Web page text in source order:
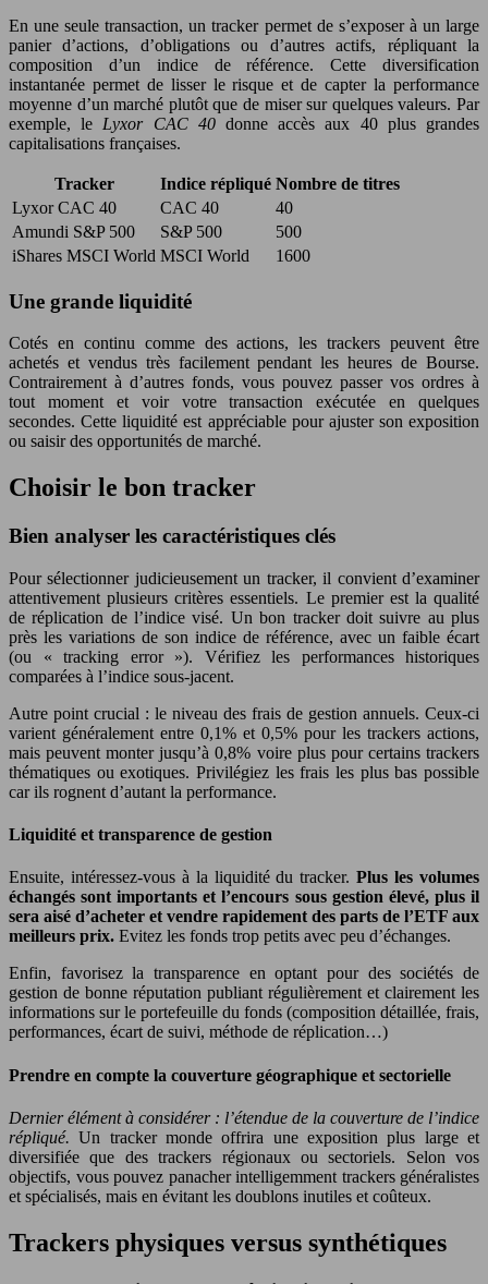
En une seule transaction, un tracker permet de s’exposer à un large
panier d’actions, d’obligations ou d’autres actifs, répliquant la
composition d’un indice de référence. Cette diversification
instantanée permet de lisser le risque et de capter la performance
moyenne d’un marché plutôt que de miser sur quelques valeurs. Par
exemple, le Lyxor CAC 40donne accès aux 40 plus grandes
capitalisations françaises.
Tracker Indice répliqué Nombre de titres
Lyxor CAC 40
CAC 40
40
Amundi S&P 500
S&P 500
500
iShares MSCI World MSCI World 1600
Une grande liquidité
Cotés en continu comme des actions, les trackers peuvent être
achetés et vendus très facilement pendant les heures de Bourse.
Contrairement à d’autres fonds, vous pouvez passer vos ordres à
tout moment et voir votre transaction exécutée en quelques
secondes. Cette liquidité est appréciable pour ajuster son exposition
ou saisir des opportunités de marché.
Choisir le bon tracker
Bien analyser les caractéristiques clés
Pour sélectionner judicieusement un tracker, il convient d’examiner
attentivement plusieurs critères essentiels. Le premier est la qualité
de réplication de l’indice visé. Un bon tracker doit suivre au plus
près les variations de son indice de référence, avec un faible écart
(ou « tracking error »). Vérifiez les performances historiques
comparées à l’indice sous-jacent.
Autre point crucial : le niveau des frais de gestion annuels. Ceux-ci
varient généralement entre 0,1% et 0,5% pour les trackers actions,
mais peuvent monter jusqu’à 0,8% voire plus pour certains trackers
thématiques ou exotiques. Privilégiez les frais les plus bas possible
car ils rognent d’autant la performance.
Liquidité et transparence de gestion
Ensuite, intéressez-vous à la liquidité du tracker.Plus les volumes
échangés sont importants et l’encours sous gestion élevé, plus il
sera aisé d’acheter et vendre rapidement des parts de l’ETF aux
meilleurs prix. Evitez les fonds trop petits avec peu d’échanges.
Enfin, favorisez la transparence en optant pour des sociétés de
gestion de bonne réputation publiant régulièrement et clairement les
informations sur le portefeuille du fonds (composition détaillée, frais,
performances, écart de suivi, méthode de réplication…)
Prendre en compte la couverture géographique et sectorielle
Dernier élément à considérer : l’étendue de la couverture de l’indice
répliqué. Un tracker monde offrira une exposition plus large et
diversifiée que des trackers régionaux ou sectoriels. Selon vos
objectifs, vous pouvez panacher intelligemment trackers généralistes
et spécialisés, mais en évitant les doublons inutiles et coûteux.
Trackers physiques versus synthétiques